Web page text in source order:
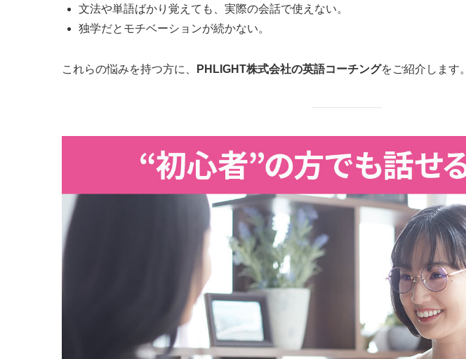
文法や単語ばかり覚えても、実際の会話で使えない。
独学だとモチベーションが続かない。
これらの悩みを持つ方に、 PHLIGHT株式会社の英語コーチングをご紹介します。